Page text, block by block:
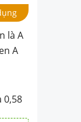
là A
A
0,58